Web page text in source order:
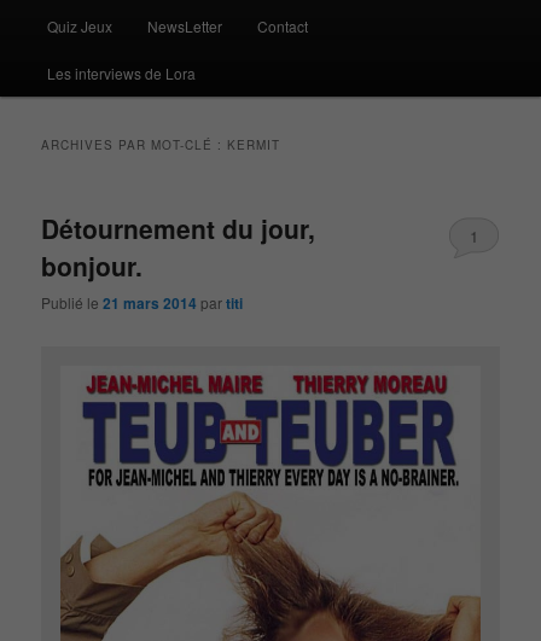
Quiz Jeux NewsLetter Contact
Les interviews de Lora
ARCHIVES PAR MOT-CLÉ : KERMIT
Détournement du jour,
bonjour.
Publié le21 mars 2014 partiti
1